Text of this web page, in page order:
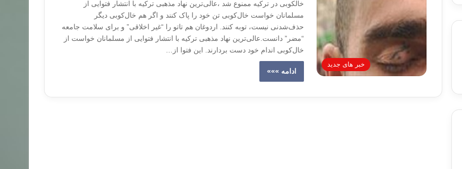
خبر های جدید
خالکوبی در ترکیه ممنوع شد ،عالی‌ترین نهاد مذهبی ترکیه با انتشار فتوایی از
مسلمانان خواست خال‌کوبی تن خود را پاک کنند و اگر هم خال‌کوبی دیگر
حذف‌شدنی نیست، توبه کنند. اردوغان هم تاتو را “غیر اخلاقی” و برای سلامت جامعه
“مضر” دانست.عالی‌ترین نهاد مذهبی ترکیه با انتشار فتوایی از مسلمانان خواست از
خال‌کوبی اندام خود دست بردارند. این فتوا از…
ادامه »»»